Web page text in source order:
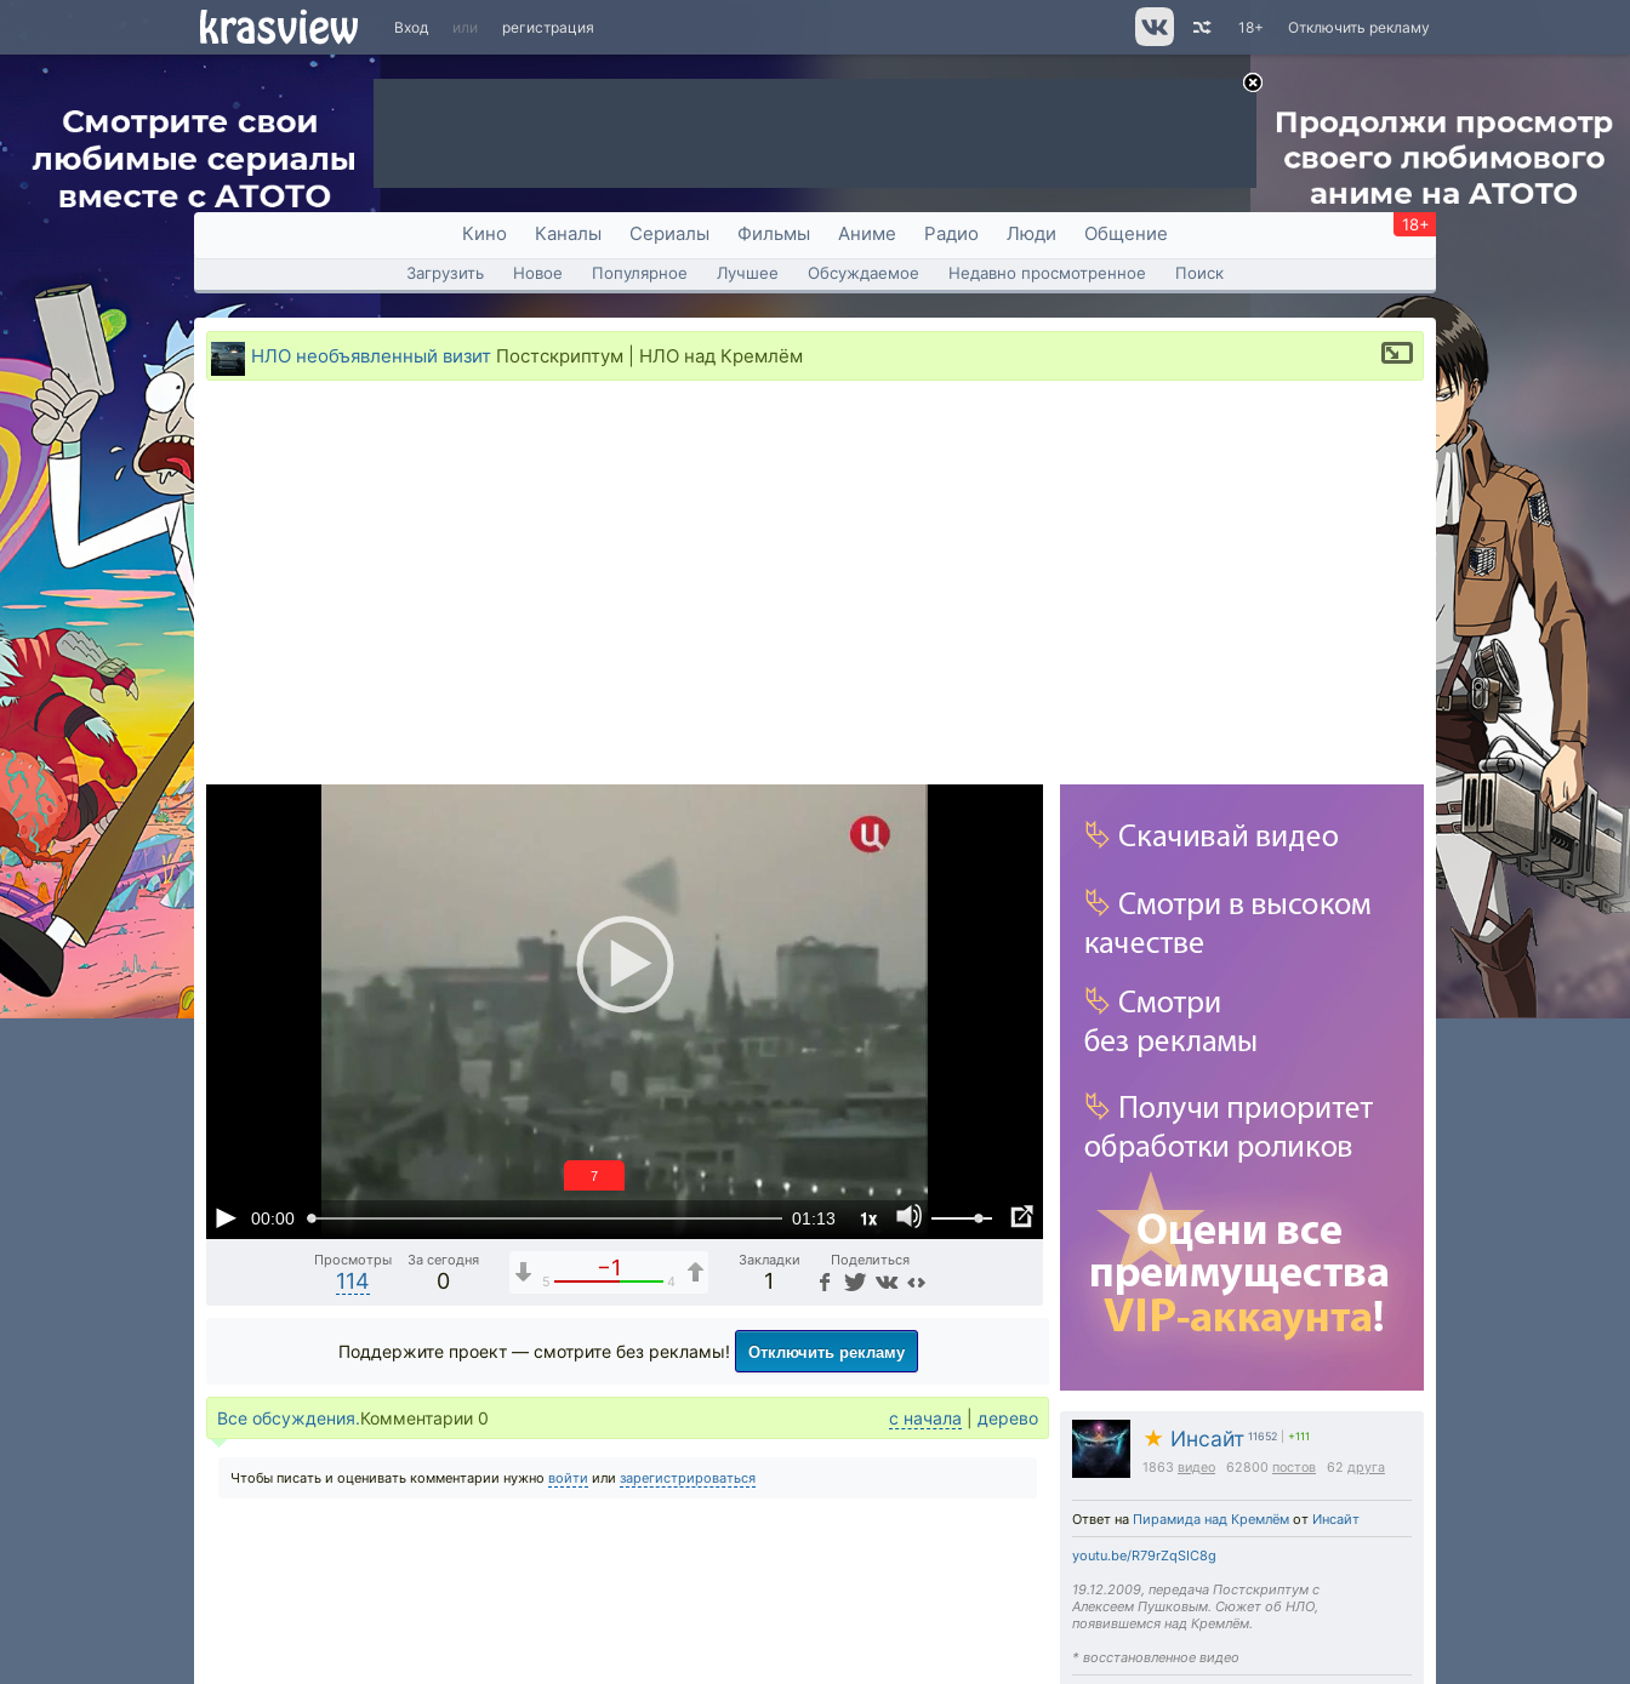
Вход или регистрация Отключить рекламу
18+
Кино Каналы Сериалы Фильмы Аниме Радио Люди Общение 18+
Загрузить Новое Популярное Лучшее Обсуждаемое Недавно просмотренное Поиск
НЛО необъявленный визит Постскриптум | НЛО над Кремлём
00:00 01:13 1x
6
Просмотры
114
За сегодня
0
−1
5 4
Закладки
1
Поделиться
★ Инсайт 11652 +111
1863 видео 62800 постов 62 друга
Ответ на Пирамида над Кремлём от Инсайт
youtu.be/R79rZqSIC8g
19.12.2009, передача Постскриптум с
Алексеем Пушковым. Сюжет об НЛО,
появившемся над Кремлём.
* восстановленное видео
Поддержите проект — смотрите без рекламы! Отключить рекламу
Все обсуждения.Комментарии 0 с начала дерево
Чтобы писать и оценивать комментарии нужно войти или зарегистрироваться